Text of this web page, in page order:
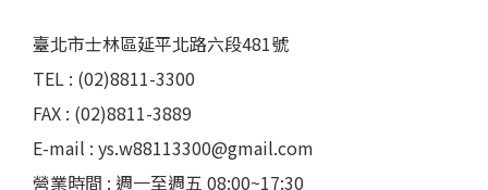
臺北市士林區延平北路六段481號
TEL : (02)8811-3300
FAX : (02)8811-3889
E-mail : ys.w88113300@gmail.com
營業時間 : 週一至週五 08:00~17:30